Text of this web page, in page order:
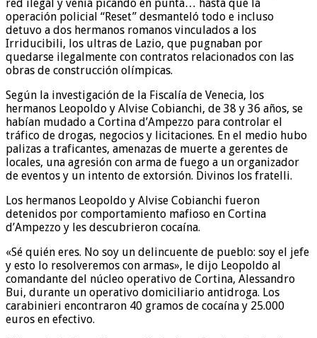
red ilegal y venía picando en punta… hasta que la
operación policial “Reset” desmanteló todo e incluso
detuvo a dos hermanos romanos vinculados a los
Irriducibili, los ultras de Lazio, que pugnaban por
quedarse ilegalmente con contratos relacionados con las
obras de construcción olímpicas.
Según la investigación de la Fiscalía de Venecia, los
hermanos Leopoldo y Alvise Cobianchi, de 38 y 36 años, se
habían mudado a Cortina d’Ampezzo para controlar el
tráfico de drogas, negocios y licitaciones. En el medio hubo
palizas a traficantes, amenazas de muerte a gerentes de
locales, una agresión con arma de fuego a un organizador
de eventos y un intento de extorsión. Divinos los fratelli.
Los hermanos Leopoldo y Alvise Cobianchi fueron
detenidos por comportamiento mafioso en Cortina
d’Ampezzo y les descubrieron cocaína.
«Sé quién eres. No soy un delincuente de pueblo: soy el jefe
y esto lo resolveremos con armas», le dijo Leopoldo al
comandante del núcleo operativo de Cortina, Alessandro
Bui, durante un operativo domiciliario antidroga. Los
carabinieri encontraron 40 gramos de cocaína y 25.000
euros en efectivo.